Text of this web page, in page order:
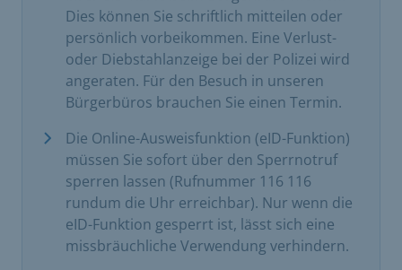
Dies können Sie schriftlich mitteilen oder
persönlich vorbeikommen. Eine Verlust-
oder Diebstahlanzeige bei der Polizei wird
angeraten. Für den Besuch in unseren
Bürgerbüros brauchen Sie einen Termin.
Die Online-Ausweisfunktion (eID-Funktion)
müssen Sie sofort über den Sperrnotruf
sperren lassen (Rufnummer 116 116
rundum die Uhr erreichbar). Nur wenn die
eID-Funktion gesperrt ist, lässt sich eine
missbräuchliche Verwendung verhindern.